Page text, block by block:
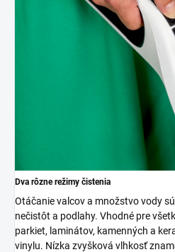
Dva rôzne režimy čistenia
Otáčanie valcov a množstvo vody
nečistôt a podlahy. Vhodné pre
parkiet, laminátov, kamenných a
vinylu. Nízka zvyšková vlhkosť